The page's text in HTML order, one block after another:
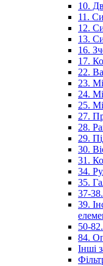
10.
11.
12.
13.
16.
17.
22.
23.
24.
25.
27.
28.
29.
30.
31.
34.
35.
37-
39.
50-
84.
Інші